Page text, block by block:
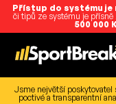
Přístup do systému je
či tipů ze systému je přísně
500 000
Jsme největší poskytovatel
poctivé a transparentní